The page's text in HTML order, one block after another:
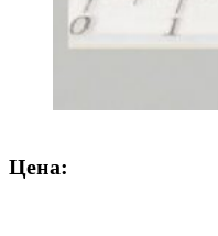
Цена: